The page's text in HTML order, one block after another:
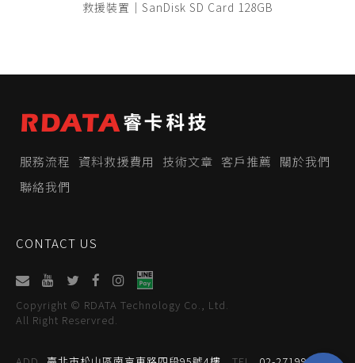
救援裝置｜SanDisk SD Card 128GB
服務流程 資料救援費用 技術文章 客戶推薦
關於我們
聯絡我們
CONTACT US
Copyright © RDATA Technology Co., Ltd.
All Right Reservred.